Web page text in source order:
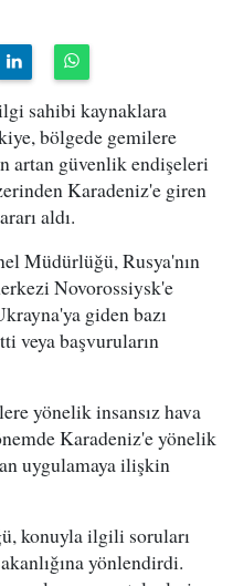
sahibi kaynaklara
bölgede gemilere
artan güvenlik endişeleri
Karadeniz'e giren
aldı.
Müdürlüğü, Rusya'nın
Novorossiysk'e
giden bazı
veya başvuruların
yönelik insansız hava
Karadeniz'e yönelik
uygulamaya ilişkin
konuyla ilgili soruları
yönlendirdi.